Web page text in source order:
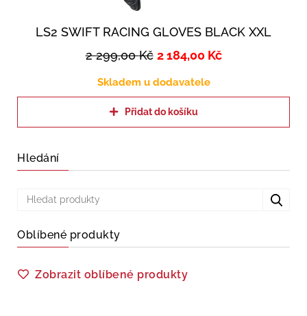
LS2 SWIFT RACING GLOVES BLACK XXL
2 299,00Kč 2 184,00 Kč
Skladem u dodavatele
Přidat do košíku
Hledání
Oblíbené produkty
Zobrazit oblíbené produkty